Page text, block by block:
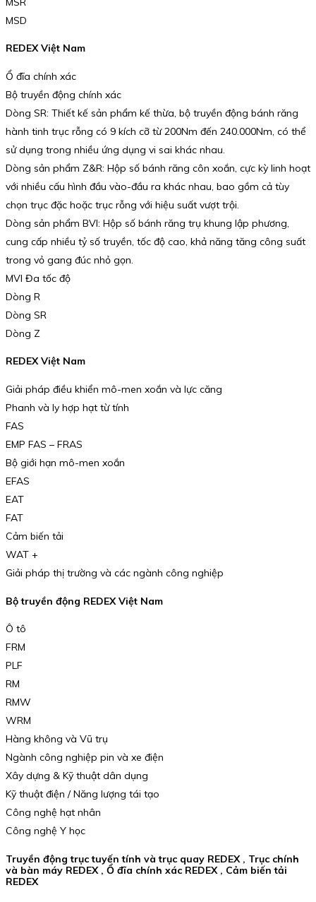
MSD
REDEX Việt Nam
Ổ đĩa chính xác
Bộ truyền động chính xác
Dòng SR: Thiết kế sản phẩm kế thừa, bộ truyền động bánh răng
hành tinh trục rỗng có 9 kích cỡ từ 200Nm đến 240.000Nm, có thể
sử dụng trong nhiều ứng dụng vi sai khác nhau.
Dòng sản phẩm Z&R: Hộp số bánh răng côn xoắn, cực kỳ linh hoạt
với nhiều cấu hình đầu vào-đầu ra khác nhau, bao gồm cả tùy
chọn trục đặc hoặc trục rỗng với hiệu suất vượt trội.
Dòng sản phẩm BVI: Hộp số bánh răng trụ khung lập phương,
cung cấp nhiều tỷ số truyền, tốc độ cao, khả năng tăng công suất
trong vỏ gang đúc nhỏ gọn.
MVI Đa tốc độ
Dòng R
Dòng SR
Dòng Z
REDEX Việt Nam
Giải pháp điều khiển mô-men xoắn và lực căng
Phanh và ly hợp hạt từ tính
FAS
EMP FAS – FRAS
Bộ giới hạn mô-men xoắn
EFAS
EAT
FAT
Cảm biến tải
WAT +
Giải pháp thị trường và các ngành công nghiệp
Bộ truyền động REDEX Việt Nam
Ô tô
FRM
PLF
RM
RMW
WRM
Hàng không và Vũ trụ
Ngành công nghiệp pin và xe điện
Xây dựng & Kỹ thuật dân dụng
Kỹ thuật điện / Năng lượng tái tạo
Công nghệ hạt nhân
Công nghệ Y học
Truyền động trục tuyến tính và trục quay REDEX , Trục chính
và bàn máy REDEX , Ổ đĩa chính xác REDEX , Cảm biến tải
REDEX